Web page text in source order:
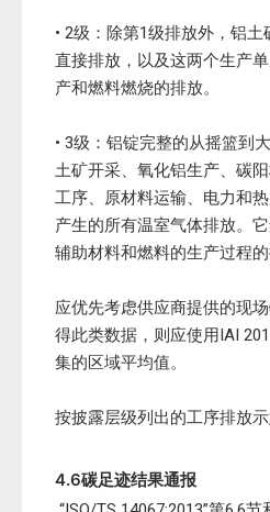
• 2级：除第1级排放外，铝
直接排放，以及这两个生产
产和燃料燃烧的排放。
• 3级：铝锭完整的从摇篮到
土矿开采、氧化铝生产、碳
工序、原材料运输、电力和
产生的所有温室气体排放。
辅助材料和燃料的生产过程的
应优先考虑供应商提供的现
得此类数据，则应使用IAI
集的区域平均值。
按披露层级列出的工序排放示
4.6碳足迹结果通报